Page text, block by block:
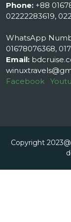
Phone: +88
02222283619,
WhatsApp
01678076368,
Email:
Facebook
Copyright